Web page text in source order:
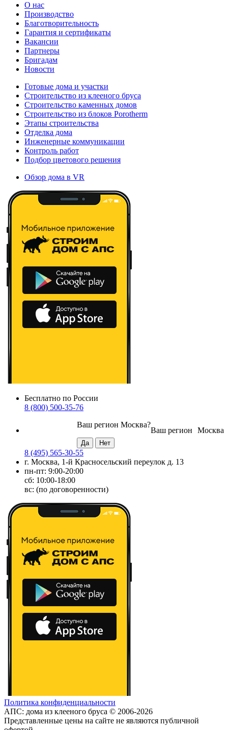
О нас
Производство
Благотворительность
Гарантия и сертификаты
Вакансии
Партнеры
Бригадам
Новости
Готовые дома и участки
Строительство из клееного бруса
Строительство каменных домов
Строительство из блоков Porotherm
Этапы строительства
Отделка дома
Инженерные коммуникации
Контроль работ
Подбор цветового решения
Обзор дома в VR
Бесплатно по России
8 (800) 500-35-76
Москва
Ваш регион
Ваш регион Москва?
8 (495) 565-30-55
г. Москва, 1-й Красносельский переулок д. 13
пн-пт: 9:00-20:00
сб: 10:00-18:00
вс: (по договоренности)
Политика конфиденциальности
АПС: дома из клееного бруса © 2006-2026
Представленные цены на сайте не являются публичной